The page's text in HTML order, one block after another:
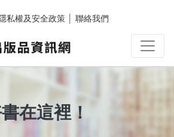
私權及安全政策 聯絡我們
在這裡！